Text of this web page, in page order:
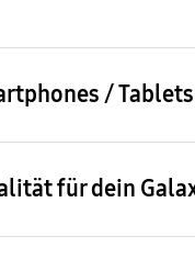
/
für dein